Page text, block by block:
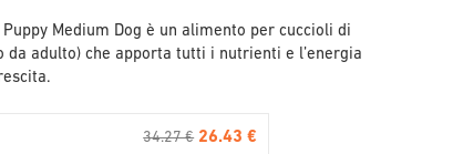
Puppy Medium Dog è un alimento per cuccioli di
da adulto) che apporta tutti i nutrienti e l’energia
34.27 € 26.43 €